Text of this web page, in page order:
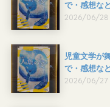
で・感想な
2026/06/28
児童文学が
で・感想な
2026/06/27